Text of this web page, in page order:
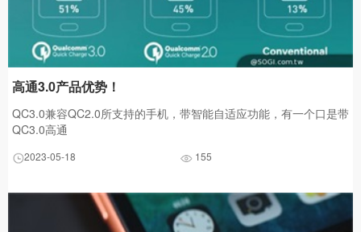
高通3.0产品优势！
QC3.0兼容QC2.0所支持的手机，带智能自适应功能，有一个口是带
QC3.0高通
2023-05-18 155